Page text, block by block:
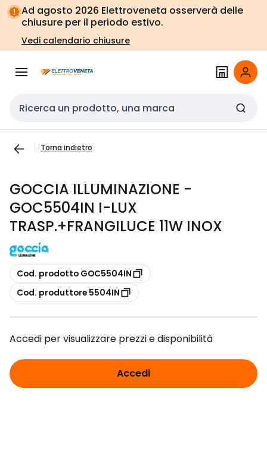
Vai alla
navigazione
Vai
alla
pagina
Ad agosto 2026 Elettroveneta osserverà delle
chiusure per il periodo estivo.
Vedi calendario chiusure
Cerca input
Torna indietro
GOCCIA ILLUMINAZIONE -
GOC5504IN I-LUX
TRASP.+FRANGILUCE 11W INOX
copia
Cod. prodotto GOC5504IN
copia
Cod. produttore 5504IN
Accedi per visualizzare prezzi e disponibilità
Accedi